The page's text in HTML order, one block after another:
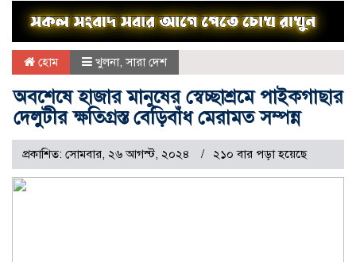
হোম খুলনা,সারা দেশ
অবশেষে হাজার মানুষের স্বেচ্ছাশ্রমে পাইকগাছার
দেলুটীর ক্ষতিগ্রস্ত বেড়িবাঁধ মেরামত সম্পন্ন
প্রকাশিত: সোমবার, ২৬ আগস্ট, ২০২৪ ২১০ বার পড়া হয়েছে